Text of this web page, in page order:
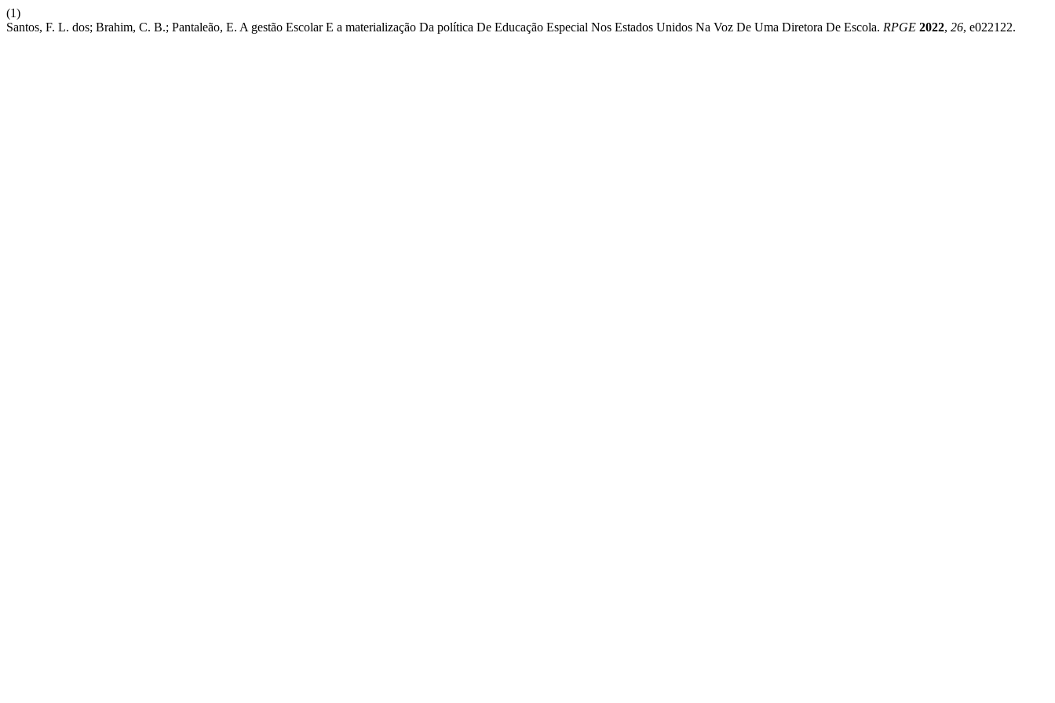
(1)
Santos, F. L. dos; Brahim, C. B.; Pantaleão, E. A gestão Escolar E a materialização Da política De Educação Especial Nos Estados Unidos Na Voz De Uma Diretora De Escola. RPGE 2022, 26, e022122.